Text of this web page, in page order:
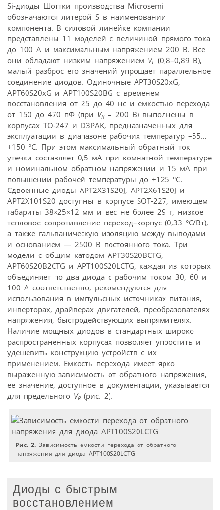
Si-диоды Шоттки производства Microsemi
обозначаются литерой S в наименовании
компонента. В силовой линейке компании
представлены 11 моделей с величиной прямого тока
до 100 А и максимальным напряжением 200 В. Все
они обладают низким напряжением VF(0,8–0,89 В),
малый разброс его значений упрощает параллельное
соединение диодов. Одиночные APT30S20xG,
APT60S20xG и APT100S20BG с временем
восстановления от 25 до 40 нс и емкостью перехода
от 150 до 470 пФ (при VR= 200 В) выполнены в
корпусах TO-247 и D3PAK, предназначенных для
эксплуатации в диапазоне рабочих температур –55…
+150 °С. При этом максимальный обратный ток
утечки составляет 0,5 мА при комнатной температуре
и номинальном обратном напряжении и 15 мА при
повышении рабочей температуры до +125 °С.
Сдвоенные диоды APT2X31S20J, APT2X61S20J и
APT2X101S20 доступны в корпусе SOT-227, имеющем
габариты 38×25×12 мм и вес не более 29 г, низкое
тепловое сопротивление переход–корпус (0,33 °С/Вт),
а также гальваническую изоляцию между выводами
и основанием — 2500 В постоянного тока. Три
модели с общим катодом APT30S20BCTG,
APT60S20B2CTG и APT100S20LCTG, каждая из которых
объединяет по два диода с рабочим током 30, 60 и
100 А соответственно, рекомендуются для
использования в импульсных источниках питания,
инверторах, драйверах двигателей, преобразователях
напряжения, быстродействующих выпрямителях.
Наличие мощных диодов в стандартных широко
распространенных корпусах позволяет упростить и
удешевить конструкцию устройств с их
применением. Емкость перехода имеет ярко
выраженную зависимость от обратного напряжения,
ее значение, доступное в документации, указывается
для предельного VR (рис. 2).
Рис. 2. Зависимость емкости перехода от обратного
напряжения для диода APT100S20LCTG
Диоды с быстрым
восстановлением